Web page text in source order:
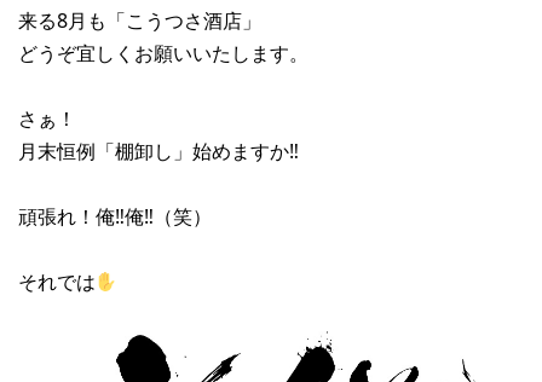
来る8月も「こうつさ酒店」
どうぞ宜しくお願いいたします。
さぁ！
月末恒例「棚卸し」始めますか‼︎
頑張れ！俺‼︎俺‼︎（笑）
それでは